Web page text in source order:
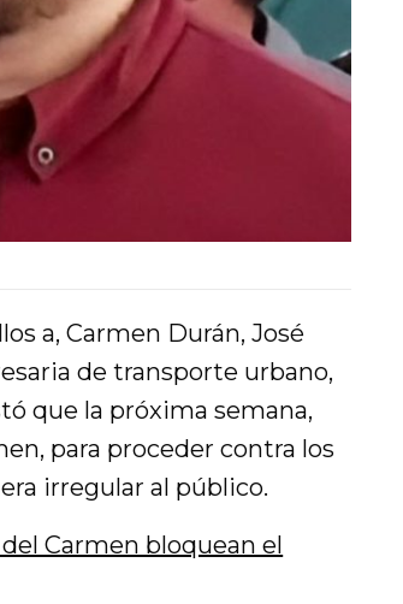
a, Carmen Durán, José
de transporte urbano,
que la próxima semana,
para proceder contra los
irregular al público.
Carmen bloquean el